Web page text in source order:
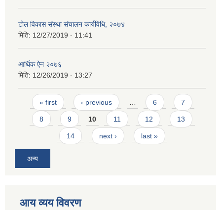
टोल विकास संस्था संचालन कार्यविधि, २०७४
मिति: 12/27/2019 - 11:41
आर्थिक ऐन २०७६
मिति: 12/26/2019 - 13:27
Pages
« first ‹ previous 6 7
8 9 10 11 12 13
14 next › last »
अन्य
आय व्यय विवरण